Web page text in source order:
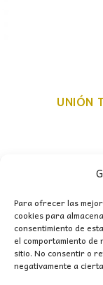
Para ofrecer las
cookies para
consentimiento de
el comportamiento de
sitio. No consentir o
negativamente a
UNIÓN